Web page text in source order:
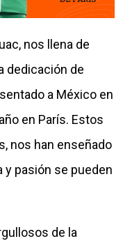
nos llena de
dedicación de
a México en
en París. Estos
nos han enseñado
y pasión se pueden
de la